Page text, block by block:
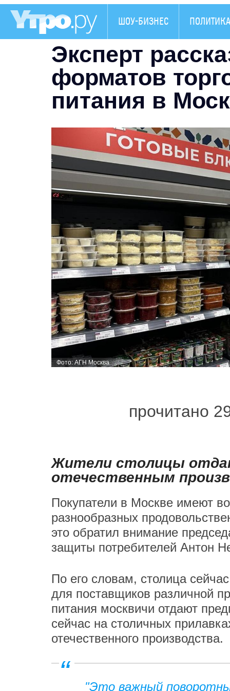
ШОУ-БИЗНЕС ПОЛИТИКА
Эксперт
форматов
питания в
Фото: АГН Москва
прочитано
Жители столицы
отечественным
Покупатели в Москве имеют
разнообразных
это обратил внимание
защиты потребителей Антон
По его словам, столица
для поставщиков различной
питания москвичи отдают
сейчас на столичных
отечественного производства.
"Это важный